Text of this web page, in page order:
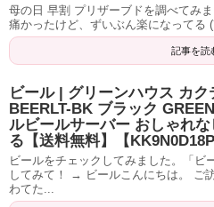
母の日 早割 プリザーブドを調べてみ
痛かったけど、ずいぶん楽になって
記事を読
ビール | グリーンハウス カ
BEERLT-BK ブラック
ルビールサーバー おしゃれ
る【送料無料】【KK9N0D18P
ビールをチェックしてみました。「ビ
してみて！ → ビールこんにちは。 ご
わてた...